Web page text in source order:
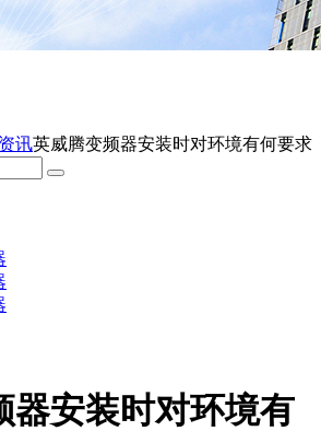
讯英威腾变频器安装时对环境有何要求
器安装时对环境有